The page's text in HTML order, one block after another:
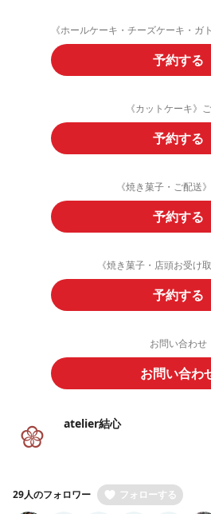
予約する
《カットケーキ》
予約する
《焼き菓子・ご配送
予約する
《焼き菓子・店頭お受け
予約する
お問い合わせ
お問い合わ
atelier結心
29人のフォロワー フォローする